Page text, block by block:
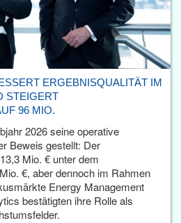
ERGEBNISQUALITÄT IM
STEIGERT
96 MIO.
2026 seine operative
Beweis gestellt: Der
Mio. € unter dem
€, aber dennoch im Rahmen
Energy Management
bestätigten ihre Rolle als